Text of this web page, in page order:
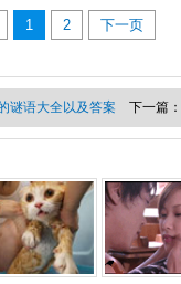
1 2 下一页
谜语大全以及答案 下一篇：